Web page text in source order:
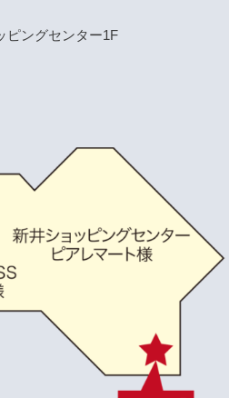
ピングセンター1F